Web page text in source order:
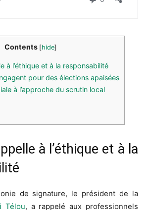
Contents [hide]
à l’éthique et à la responsabilité
pour des élections apaisées
à l’approche du scrutin local
à l’éthique et à la
de signature, le président de la
Télou, a rappelé aux professionnels